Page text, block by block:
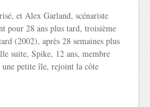
et Alex Garland, scénariste
pour 28 ans plus tard, troisième
(2002), après 28 semaines plus
suite, Spike, 12 ans, membre
une petite île, rejoint la côte